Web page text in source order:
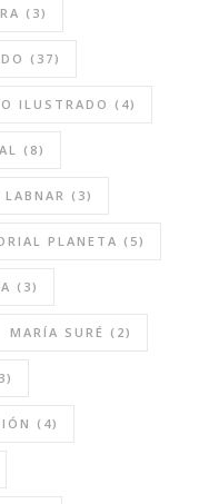
(3)
(37)
ILUSTRADO (4)
(8)
(3)
PLANETA (5)
(3)
MARÍA SURÉ (2)
(4)